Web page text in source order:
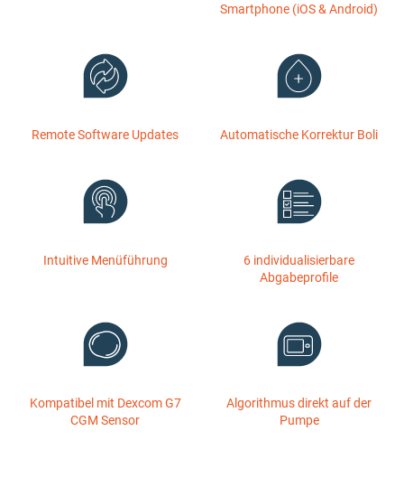
Smartphone (iOS & Android)
Remote Software Updates Automatische Korrektur Boli
Intuitive Menüführung
6 individualisierbare
Abgabeprofile
Kompatibel mit Dexcom G7
CGM Sensor
Algorithmus direkt auf der
Pumpe